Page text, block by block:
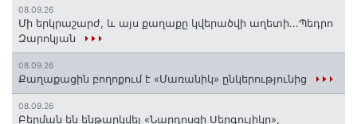
08.09.26
Մի երկրաշարժ, և այս քաղաքը կվերածվի աղետի...Պեդրո
Զարոկյան
08.09.26
Քաղաքացին բողոքում է «Մառանիկ» ընկերությունից
08.09.26
Բերման են ենթարկվել «Նարդոսցի Սերգուլիկը»,